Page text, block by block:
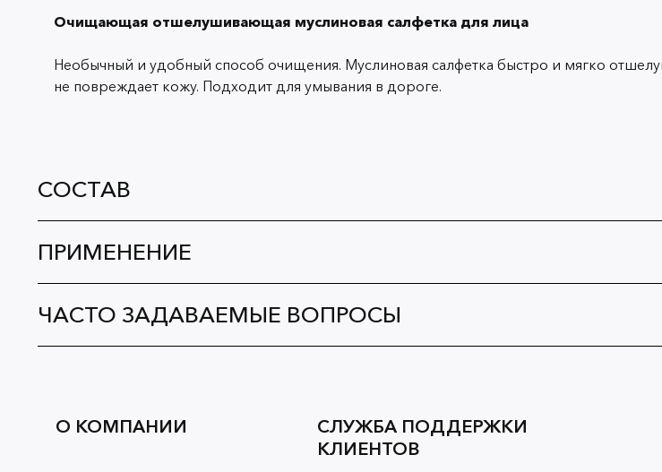
Очищающая отшелушивающая муслиновая салфетка для лица
Необычный и удобный способ очищения. Муслиновая салфетка быстро и мягко
не повреждает кожу. Подходит для умывания в дороге.
СОСТАВ
ПРИМЕНЕНИЕ
ЧАСТО ЗАДАВАЕМЫЕ ВОПРОСЫ
О КОМПАНИИ
СЛУЖБА ПОДДЕРЖКИ
КЛИЕНТОВ